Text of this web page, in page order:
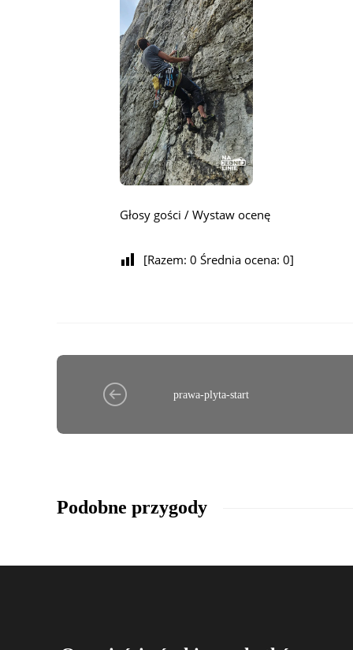
Głosy gości / Wystaw ocenę
[Razem: 0 Średnia ocena: 0]
prawa-plyta-start
Podobne przygody